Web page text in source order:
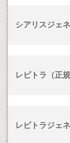
シアリスジェ
レビトラ（正
レビトラジェ